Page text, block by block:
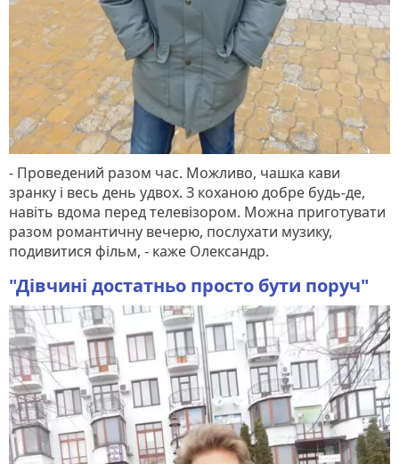
- Проведений разом час. Можливо, чашка кави
зранку і весь день удвох. З коханою добре будь-де,
навіть вдома перед телевізором. Можна приготувати
разом романтичну вечерю, послухати музику,
подивитися фільм, - каже Олександр.
"Дівчині достатньо просто бути поруч"